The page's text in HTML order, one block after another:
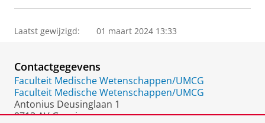
e
r
P
o
r
t
a
Laatst gewijzigd: 01 maart 2024 13:33
Contactgegevens
Faculteit Medische Wetenschappen/UMCG
Faculteit Medische Wetenschappen/UMCG
Antonius Deusinglaan 1
9713 AV Groningen